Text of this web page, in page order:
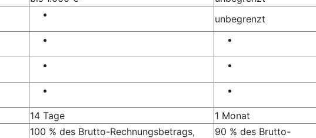
unbegrenzt
14 Tage 1 Monat
100 % des Brutto-Rechnungsbetrags,
90 % des Brutto-